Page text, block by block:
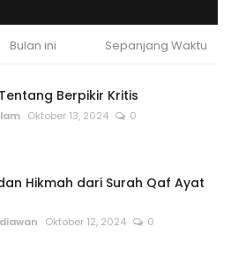
Bulan ini Sepanjang Waktu
Berpikir Kritis
Oktober 13, 2024 0
Hikmah dari Surah Qaf Ayat
Oktober 12, 2024 0